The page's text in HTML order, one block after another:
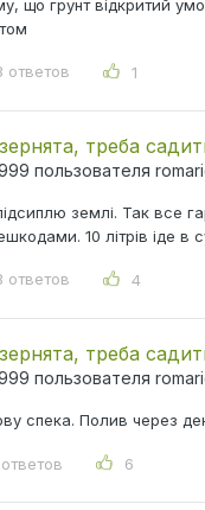
що грунт відкритий
ответов 1
треба
пользователя
землі. Так все
10 літрів іде
ответов 4
треба
пользователя
спека. Полив через
6